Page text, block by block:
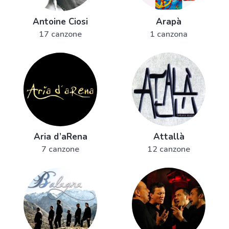
Antoine Ciosi
17 canzone
Arapà
1 canzona
Aria d’aRena
7 canzone
Attallà
12 canzone